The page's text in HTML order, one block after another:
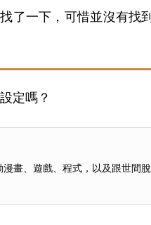
了一下，可惜並沒有
定嗎？
畫、遊戲、程式，以及跟世間